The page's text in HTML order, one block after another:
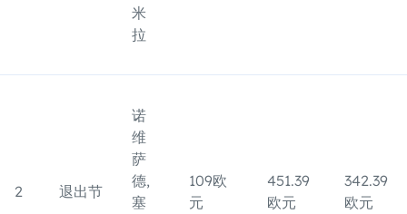
米
拉
2 退出节
诺
维
萨
德,
塞
109欧
元
451.39
欧元
342.39
欧元